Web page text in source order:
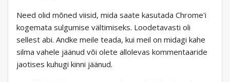
Need olid mõned viisid, mida saate kasutada Chrome'i
kogemata sulgumise vältimiseks. Loodetavasti oli
sellest abi. Andke meile teada, kui meil on midagi kahe
silma vahele jäänud või olete allolevas kommentaaride
jaotises kuhugi kinni jäänud.